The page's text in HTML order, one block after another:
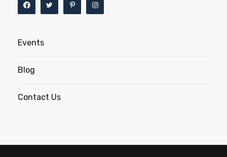
Events
Blog
Contact Us